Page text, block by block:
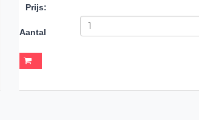
Prijs:
Aantal